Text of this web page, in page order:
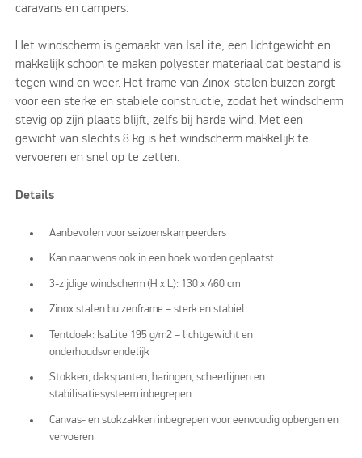
caravans en campers.
Het windscherm is gemaakt van IsaLite, een lichtgewicht en
makkelijk schoon te maken polyester materiaal dat bestand is
tegen wind en weer. Het frame van Zinox-stalen buizen zorgt
voor een sterke en stabiele constructie, zodat het windscherm
stevig op zijn plaats blijft, zelfs bij harde wind. Met een
gewicht van slechts 8 kg is het windscherm makkelijk te
vervoeren en snel op te zetten.
Details
Aanbevolen voor seizoenskampeerders
Kan naar wens ook in een hoek worden geplaatst
3-zijdige windscherm (H x L): 130 x 460 cm
Zinox stalen buizenframe – sterk en stabiel
Tentdoek: IsaLite 195 g/m2 – lichtgewicht en
onderhoudsvriendelijk
Stokken, dakspanten, haringen, scheerlijnen en
stabilisatiesysteem inbegrepen
Canvas- en stokzakken inbegrepen voor eenvoudig opbergen en
vervoeren